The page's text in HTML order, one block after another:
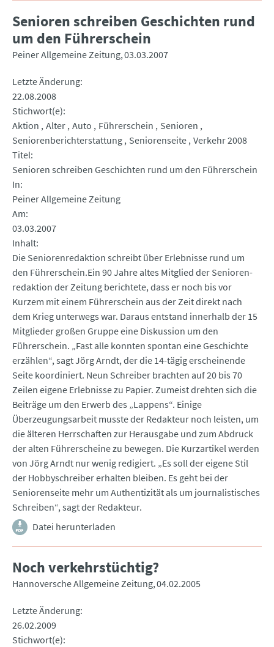
Senioren schreiben Geschichten rund
um den Führerschein
Peiner Allgemeine Zeitung 03.03.2007
Letzte Änderung
22.08.2008
Stichwort(e)
Aktion Alter Auto Führerschein
Senioren
Seniorenberichterstattung Seniorenseite Verkehr 2008
Titel
Senioren schreiben Geschichten rund um den Führerschein
In
Peiner Allgemeine Zeitung
Am
03.03.2007
Inhalt
Die Seniorenredaktion schreibt über Erlebnisse rund um
den Führerschein.Ein 90 Jahre altes Mitglied der Senioren-
redaktion der Zeitung berichtete, dass er noch bis vor
Kurzem mit einem Führerschein aus der Zeit direkt nach
dem Krieg unterwegs war. Daraus entstand innerhalb der 15
Mitglieder großen Gruppe eine Diskussion um den
Führerschein. „Fast alle konnten spontan eine Geschichte
erzählen“, sagt Jörg Arndt, der die 14-tägig erscheinende
Seite koordiniert. Neun Schreiber brachten auf 20 bis 70
Zeilen eigene Erlebnisse zu Papier. Zumeist drehten sich die
Beiträge um den Erwerb des „Lappens“. Einige
Überzeugungsarbeit musste der Redakteur noch leisten, um
die älteren Herrschaften zur Herausgabe und zum Abdruck
der alten Führerscheine zu bewegen. Die Kurzartikel werden
von Jörg Arndt nur wenig redigiert. „Es soll der eigene Stil
der Hobbyschreiber erhalten bleiben. Es geht bei der
Seniorenseite mehr um Authentizität als um journalistisches
Schreiben“, sagt der Redakteur.
Datei herunterladen
Noch verkehrstüchtig?
Hannoversche Allgemeine Zeitung 04.02.2005
Letzte Änderung
26.02.2009
Stichwort(e)